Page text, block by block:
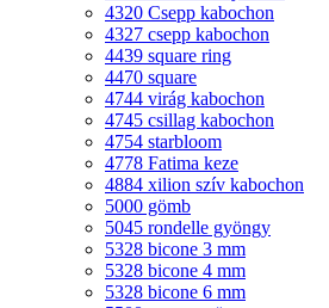
4320 Csepp kabochon
4327 csepp kabochon
4439 square ring
4470 square
4744 virág kabochon
4745 csillag kabochon
4754 starbloom
4778 Fatima keze
4884 xilion szív kabochon
5000 gömb
5045 rondelle gyöngy
5328 bicone 3 mm
5328 bicone 4 mm
5328 bicone 6 mm